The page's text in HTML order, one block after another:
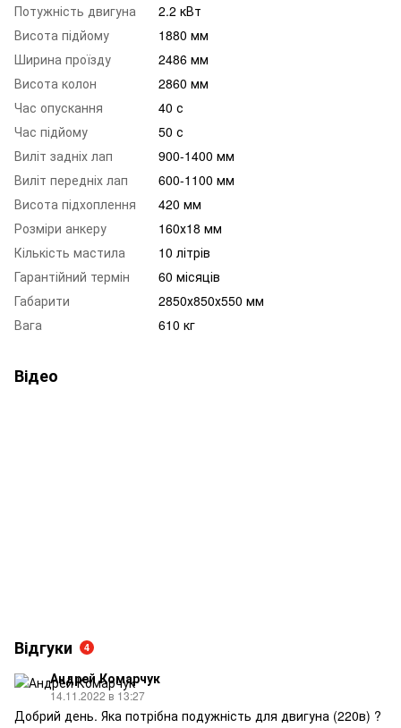
Потужність двигуна
2.2 кВт
Висота підйому
1880 мм
Ширина проїзду
2486 мм
Висота колон
2860 мм
Час опускання
40 с
Час підйому
50 с
Виліт задніх лап
900-1400 мм
Виліт передніх лап
600-1100 мм
Висота підхоплення
420 мм
Розміри анкеру
160х18 мм
Кількість мастила
10 літрів
Гарантійний термін
60 місяців
Габарити
2850х850х550 мм
Вага
610 кг
Відео
Відгуки 4
Андрей Комарчук
14.11.2022 в 13:27
Добрий день. Яка потрібна подужність для двигуна (220в) ?